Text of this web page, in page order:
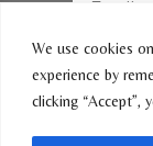
We use cookies
experience by
clicking “Accept”,